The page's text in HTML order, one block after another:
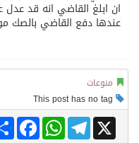
ان ابلغ القاضي انه قد عدل
عندها دفع القاضي بالصك
منوعات
WhatsAppTelegram X